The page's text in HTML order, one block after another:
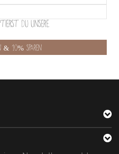
Du unsere